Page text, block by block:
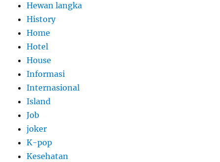
Hewan langka
History
Home
Hotel
House
Informasi
Internasional
Island
Job
joker
K-pop
Kesehatan